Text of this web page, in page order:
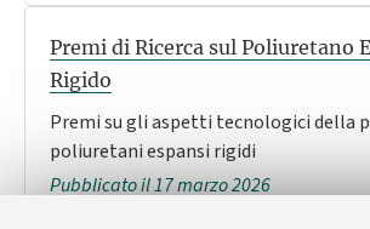
Premi di Ricerca sul Poliuretano
Rigido
Premi su gli aspetti tecnologici della
poliuretani espansi rigidi
Pubblicato il 17 marzo 2026